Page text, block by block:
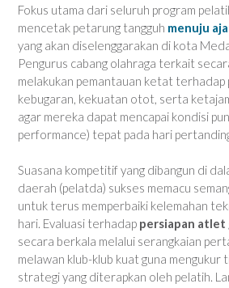
Fokus utama dari seluruh program
mencetak petarung tangguh menuju
yang akan diselenggarakan di kota
Pengurus cabang olahraga terkait
melakukan pemantauan ketat terhadap
kebugaran, kekuatan otot, serta
agar mereka dapat mencapai kondisi
performance) tepat pada hari
Suasana kompetitif yang dibangun di
daerah (pelatda) sukses memacu
untuk terus memperbaiki kelemahan
hari. Evaluasi terhadap persiapan atlet
secara berkala melalui serangkaian
melawan klub-klub kuat guna
strategi yang diterapkan oleh pelatih.